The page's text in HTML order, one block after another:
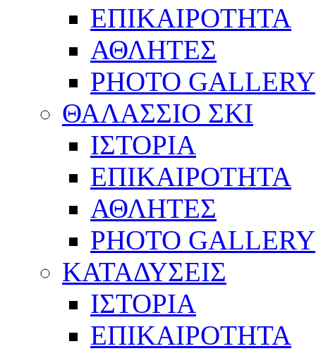
ΕΠΙΚΑΙΡΟΤΗΤΑ
ΑΘΛΗΤΕΣ
PHOTO GALLERY
ΘΑΛΑΣΣΙΟ ΣΚΙ
ΙΣΤΟΡΙΑ
ΕΠΙΚΑΙΡΟΤΗΤΑ
ΑΘΛΗΤΕΣ
PHOTO GALLERY
ΚΑΤΑΔΥΣΕΙΣ
ΙΣΤΟΡΙΑ
ΕΠΙΚΑΙΡΟΤΗΤΑ